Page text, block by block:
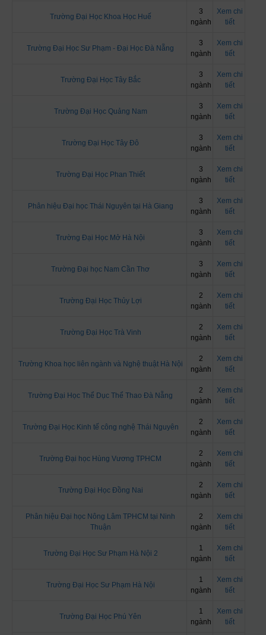
Trường Đại Học Khoa Học Huế
3
ngành
Xem chi
tiết
Trường Đại Học Sư Phạm - Đại Học Đà Nẵng
3
ngành
Xem chi
tiết
Trường Đại Học Tây Bắc
3
ngành
Xem chi
tiết
Trường Đại Học Quảng Nam
3
ngành
Xem chi
tiết
Trường Đại Học Tây Đô
3
ngành
Xem chi
tiết
Trường Đại Học Phan Thiết
3
ngành
Xem chi
tiết
Phân hiệu Đại học Thái Nguyên tại Hà Giang
3
ngành
Xem chi
tiết
Trường Đại Học Mở Hà Nội
3
ngành
Xem chi
tiết
Trường Đại học Nam Cần Thơ
3
ngành
Xem chi
tiết
Trường Đại Học Thủy Lợi
2
ngành
Xem chi
tiết
Trường Đại Học Trà Vinh
2
ngành
Xem chi
tiết
Trường Khoa học liên ngành và Nghệ thuật Hà Nội
2
ngành
Xem chi
tiết
Trường Đại Học Thể Dục Thể Thao Đà Nẵng
2
ngành
Xem chi
tiết
Trường Đại Học Kinh tế công nghệ Thái Nguyên
2
ngành
Xem chi
tiết
Trường Đại học Hùng Vương TPHCM
2
ngành
Xem chi
tiết
Trường Đại Học Đồng Nai
2
ngành
Xem chi
tiết
Phân hiệu Đại học Nông Lâm TPHCM tại Ninh
Thuận
2
ngành
Xem chi
tiết
Trường Đại Học Sư Phạm Hà Nội 2
1
ngành
Xem chi
tiết
Trường Đại Học Sư Phạm Hà Nội
1
ngành
Xem chi
tiết
Trường Đại Học Phú Yên
1
ngành
Xem chi
tiết